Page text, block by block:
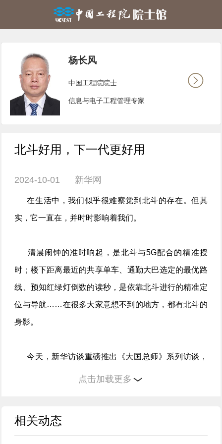
杨长风
中国工程院院士
信息与电子工程管理专家
北斗好用，下一代更好用
2024-10-01 新华网
在生活中，我们似乎很难察觉到北斗的存在。但其
实，它一直在，并时时影响着我们。
清晨闹钟的准时响起，是北斗与5G配合的精准授
时；楼下距离最近的共享单车、通勤大巴选定的最优路
线、预知红绿灯倒数的读秒，是依靠北斗进行的精准定
位与导航……在很多大家意想不到的地方，都有北斗的
身影。
今天，新华访谈重磅推出《大国总师》系列访谈，
专访北斗卫星导航系统工程总设计师杨长风，为大家讲
点击加载更多
相关动态